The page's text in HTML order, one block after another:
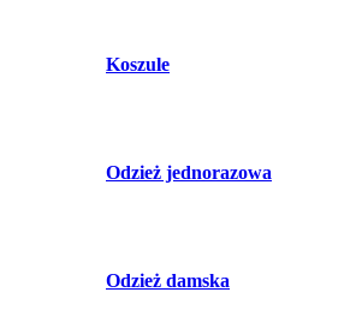
Koszule
Odzież jednorazowa
Odzież damska